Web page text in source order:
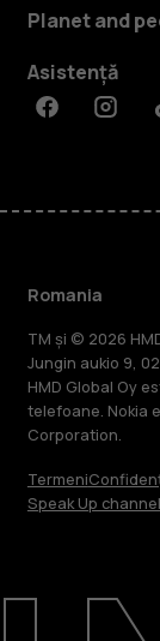
Despre
Repară,
Planet and
Asistență
Facebook
Romania
TM și © 2026
Jungin aukio 9,
HMD Global Oy
telefoane. Nokia
Corporation.
Termeni
Speak Up channel